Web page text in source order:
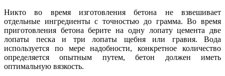
Никто во время изготовления бетона не взвешивает
отдельные ингредиенты с точностью до грамма. Во время
приготовления бетона берите на одну лопату цемента две
лопаты песка и три лопаты щебня или гравия. Вода
используется по мере надобности, конкретное количество
определяется опытным путем, бетон должен иметь
оптимальную вязкость.